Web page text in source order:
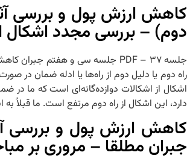
کاهش ارزش پول و بررسی
دوم) – بررسی مجدد اشکال
راه دوم یا دلیل دوم از راه‌ها یا ادله ضمان در
اشکال از اشکالات دوازده‌گانه‌ای است که ما در
دارد، این اشکال از راه دوم مرتفع است. ما قبلاً به
کاهش ارزش پول و بررسی
جبران مطلقا – مروری بر